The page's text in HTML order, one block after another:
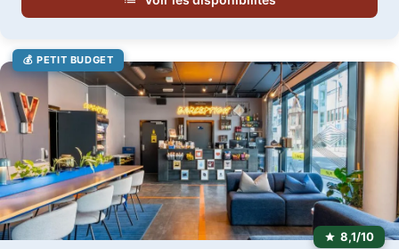
💰 PETIT BUDGET
8,1/10